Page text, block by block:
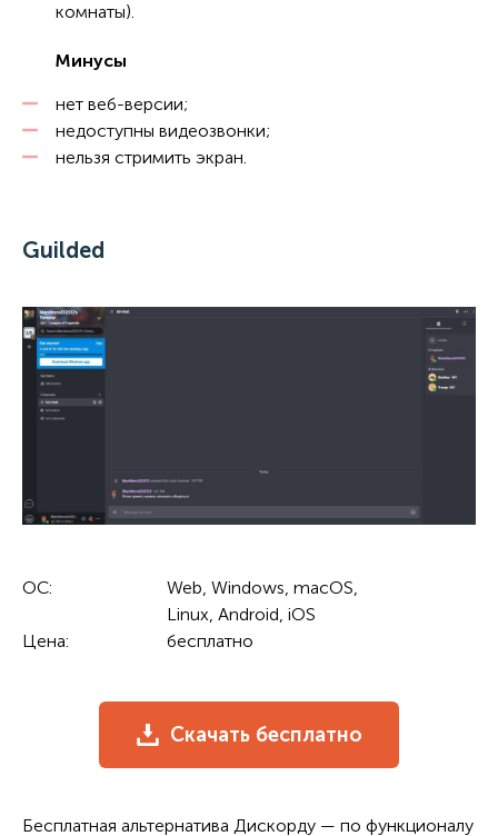
комнаты).
Минусы
нет веб-версии;
недоступны видеозвонки;
нельзя стримить экран.
Guilded
ОС:
Web, Windows, macOS,
Linux, Android, iOS
Цена:
бесплатно
Скачать бесплатно
Бесплатная альтернатива Дискорду — по функционалу